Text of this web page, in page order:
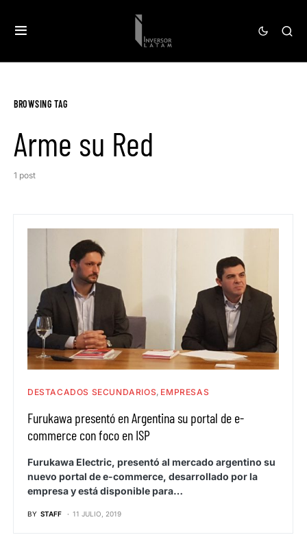
BROWSING TAG
Arme su Red
1 post
DESTACADOS SECUNDARIOS EMPRESAS
Furukawa presentó en Argentina su portal de e-
commerce con foco en ISP
Furukawa Electric, presentó al mercado argentino su
nuevo portal de e-commerce, desarrollado por la
empresa y está disponible para…
BY STAFF 11 JULIO, 2019